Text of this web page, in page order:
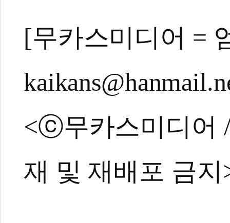
[무카스미디어 =
<ⓒ무카스미디어 /
재 및 재배포 금지